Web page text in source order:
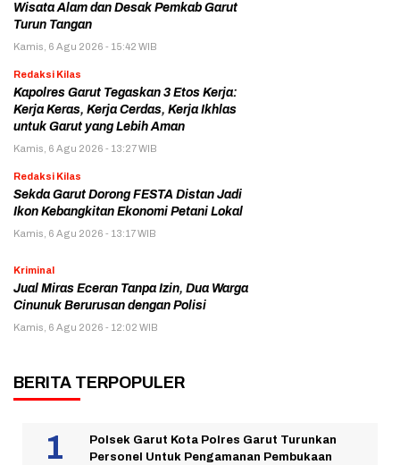
Wisata Alam dan Desak Pemkab Garut
Turun Tangan
Kamis, 6 Agu 2026 - 15:42 WIB
Redaksi Kilas
Kapolres Garut Tegaskan 3 Etos Kerja:
Kerja Keras, Kerja Cerdas, Kerja Ikhlas
untuk Garut yang Lebih Aman
Kamis, 6 Agu 2026 - 13:27 WIB
Redaksi Kilas
Sekda Garut Dorong FESTA Distan Jadi
Ikon Kebangkitan Ekonomi Petani Lokal
Kamis, 6 Agu 2026 - 13:17 WIB
Kriminal
Jual Miras Eceran Tanpa Izin, Dua Warga
Cinunuk Berurusan dengan Polisi
Kamis, 6 Agu 2026 - 12:02 WIB
BERITA TERPOPULER
Polsek Garut Kota Polres Garut Turunkan
Personel Untuk Pengamanan Pembukaan